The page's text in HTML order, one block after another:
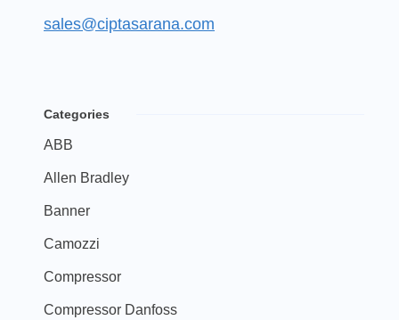
sales@ciptasarana.com
Categories
ABB
Allen Bradley
Banner
Camozzi
Compressor
Compressor Danfoss